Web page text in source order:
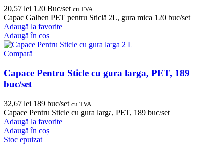
20,57 lei 120 Buc/set cu TVA
Capac Galben PET pentru Sticlă 2L, gura mica 120 buc/set
Adaugă la favorite
Adaugă în coș
Compară
Capace Pentru Sticle cu gura larga, PET, 189
buc/set
32,67 lei 189 buc/set cu TVA
Capace Pentru Sticle cu gura larga, PET, 189 buc/set
Adaugă la favorite
Adaugă în coș
Stoc epuizat